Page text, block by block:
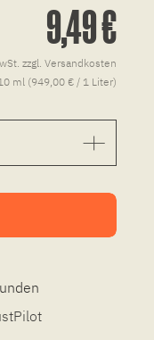
9,49 €
zzgl. Versandkosten
ml (949,00 € / 1 Liter)